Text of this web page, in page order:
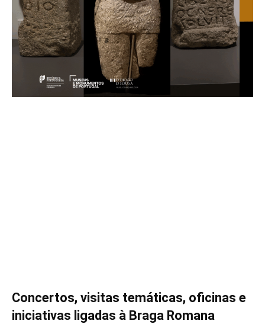
Concertos, visitas temáticas, oficinas e
iniciativas ligadas à Braga Romana